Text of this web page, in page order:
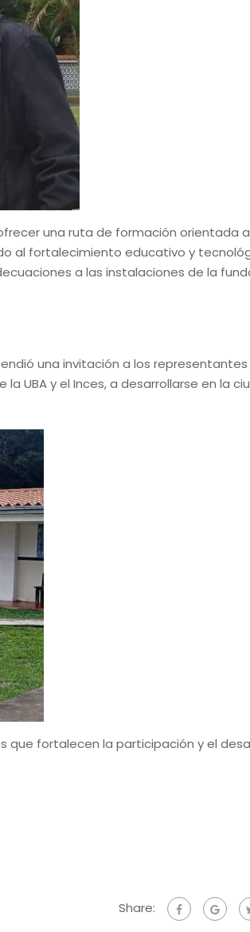
una ruta de formación orientada
al fortalecimiento educativo y
a las instalaciones de la
una invitación a los
UBA y el Inces, a desarrollarse en la
que fortalecen la participación y el
Share: